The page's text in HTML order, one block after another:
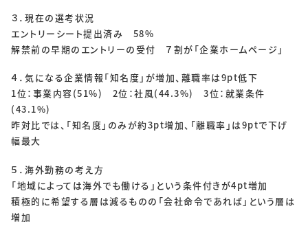
３．現在の選考状況
エントリーシート提出済み 58%
解禁前の早期のエントリーの受付 ７割が「企業ホームページ」
４．気になる企業情報「知名度」が増加、離職率は9pt低下
1位：事業内容(51%) 2位：社風(44.3%) 3位：就業条件
(43.1%)
昨対比では、「知名度」のみが約3pt増加、「離職率」は9ptで下げ
幅最大
５．海外勤務の考え方
「地域によっては海外でも働ける」という条件付きが4pt増加
積極的に希望する層は減るものの「会社命令であれば」という層は
増加
個人情報保護方針
CONTACT